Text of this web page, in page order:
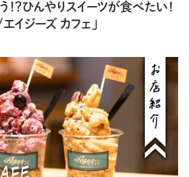
！？ひんやりスイーツが食べたい！
イジーズ カフェ」